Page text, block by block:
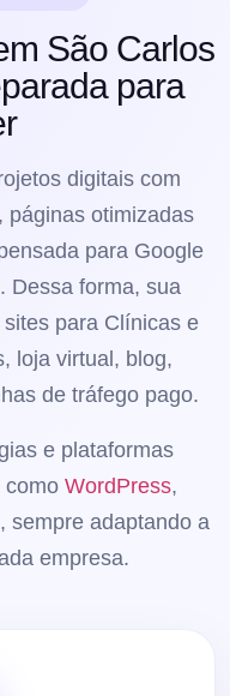
São Carlos
para
digitais com
páginas otimizadas
para Google
Dessa forma, sua
para Clínicas e
loja virtual, blog,
de tráfego pago.
e plataformas
como WordPress,
, sempre adaptando a
empresa.